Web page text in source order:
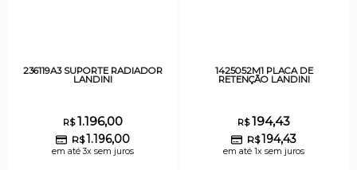
236119A3 SUPORTE RADIADOR
LANDINI
R$1.196,00
R$1.196,00
em até 3x sem juros
1425052M1 PLACA DE
RETENÇÃO LANDINI
R$194,43
R$194,43
em até 1x sem juros